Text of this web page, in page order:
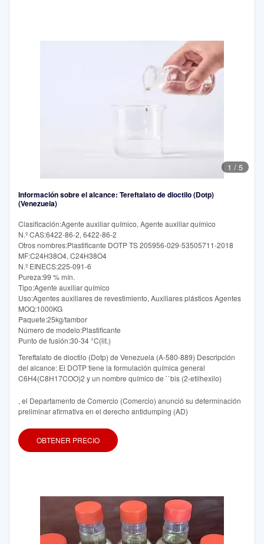
1 / 5
Información sobre el alcance: Tereftalato de dioctilo (Dotp)
(Venezuela)
Clasificación:Agente auxiliar químico, Agente auxiliar químico
N.º CAS:6422-86-2, 6422-86-2
Otros nombres:Plastificante DOTP TS 205956-029-53505711-2018
MF:C24H38O4, C24H38O4
N.º EINECS:225-091-6
Pureza:99 % mín.
Tipo:Agente auxiliar químico
Uso:Agentes auxiliares de revestimiento, Auxiliares plásticos Agentes
MOQ:1000KG
Paquete:25kg/tambor
Número de modelo:Plastificante
Punto de fusión:30-34 °C(lit.)
Tereftalato de dioctilo (Dotp) de Venezuela (A-580-889) Descripción
del alcance: El DOTP tiene la formulación química general
C6H4(C8H17COO)2 y un nombre químico de ``bis (2-etilhexilo)
, el Departamento de Comercio (Comercio) anunció su determinación
preliminar afirmativa en el derecho antidumping (AD)
OBTENER PRECIO